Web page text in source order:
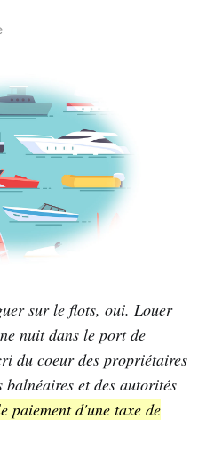
sur le flots, oui. Louer
nuit dans le port de
du coeur des propriétaires
balnéaires et des autorités
paiement d'une taxe de